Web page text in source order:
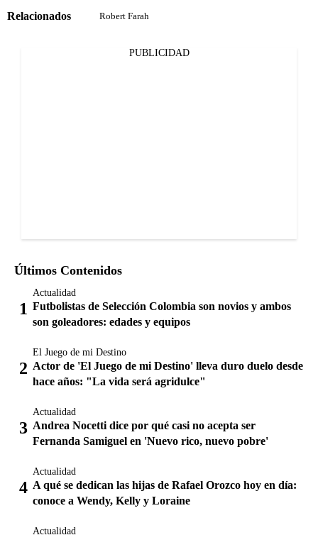
Relacionados Robert Farah
PUBLICIDAD
Últimos Contenidos
Actualidad
Futbolistas de Selección Colombia son novios y ambos
son goleadores: edades y equipos
El Juego de mi Destino
Actor de 'El Juego de mi Destino' lleva duro duelo desde
hace años: "La vida será agridulce"
Actualidad
Andrea Nocetti dice por qué casi no acepta ser
Fernanda Samiguel en 'Nuevo rico, nuevo pobre'
Actualidad
A qué se dedican las hijas de Rafael Orozco hoy en día:
conoce a Wendy, Kelly y Loraine
Actualidad